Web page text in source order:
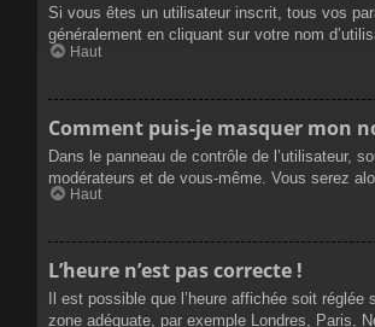
Si vous êtes un utilisateur inscrit, tous vos
généralement en cliquant sur votre nom
Haut
Comment puis-je masquer mon
Dans le panneau de contrôle de l’utilisateur,
modérateurs et de vous-même. Vous serez
Haut
L’heure n’est pas correcte !
Il est possible que l’heure affichée soit
zone adéquate, par exemple Londres, Paris,